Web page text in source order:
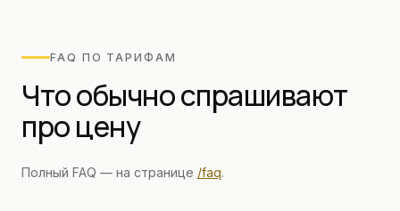
FAQ ПО ТАРИФАМ
Что обычно спрашивают
про цену
Полный FAQ — на странице /faq.